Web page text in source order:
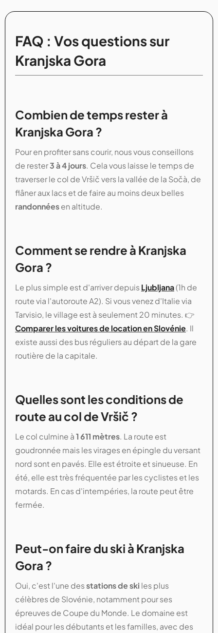
FAQ : Vos questions sur
Kranjska Gora
Combien de temps rester à
Kranjska Gora ?
Pour en profiter sans courir, nous vous conseillons
de rester3 à 4 jours. Cela vous laisse le temps de
traverser le col de Vršič vers la vallée de la Sočà, de
flâner aux lacs et de faire au moins deux belles
randonnéesen altitude.
Comment se rendre à Kranjska
Gora ?
Le plus simple est d'arriver depuisLjubljana(1h de
route via l'autoroute A2). Si vous venez d'Italie via
Tarvisio, le village est à seulement 20 minutes. 👉
Comparer les voitures de location en Slovénie. Il
existe aussi des bus réguliers au départ de la gare
routière de la capitale.
Quelles sont les conditions de
route au col de Vršič ?
Le col culmine à1 611 mètres. La route est
goudronnée mais les virages en épingle du versant
nord sont en pavés. Elle est étroite et sinueuse. En
été, elle est très fréquentée par les cyclistes et les
motards. En cas d'intempéries, la route peut être
fermée.
Peut-on faire du ski à Kranjska
Gora ?
Oui, c'est l'une desstations de ski les plus
célèbres de Slovénie, notamment pour ses
épreuves de Coupe du Monde. Le domaine est
idéal pour les débutants et les familles, avec des